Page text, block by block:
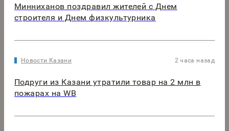
Минниханов поздравил жителей с Днем
строителя и Днем физкультурника
Новости Казани 2 часа назад
Подруги из Казани утратили товар на 2 млн в
пожарах на WB